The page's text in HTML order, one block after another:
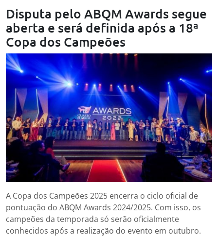
Disputa pelo ABQM Awards segue
aberta e será definida após a 18ª
Copa dos Campeões
A Copa dos Campeões 2025 encerra o ciclo oficial de
pontuação do ABQM Awards 2024/2025. Com isso, os
campeões da temporada só serão oficialmente
conhecidos após a realização do evento em outubro.